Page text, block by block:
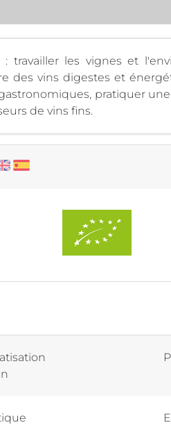
travailler les vignes et
des vins digestes et
pratiquer
de vins fins.